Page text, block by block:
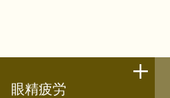
眼精疲労